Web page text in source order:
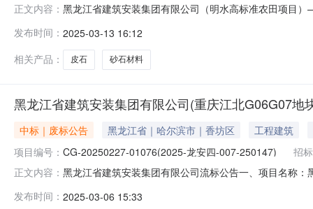
正文内容： 黑龙江省建筑安装集团有限公司（明水高标准农田项目
材料采购五、采购人：黑龙江弘胜经贸有限责任公司六
发布时间： 2025-03-13 16:12
相关产品：
皮石 砂石材料
黑龙江省建筑安装集团有限公司(重庆江北G06G07
中标｜废标公告 黑龙江省｜哈尔滨市｜香坊区
工程建筑
项目编号： CG-20250227-01076(2025-龙安四-007-250147)
招
正文内容： 黑龙江省建筑安装集团有限公司流标公告一、项目名称
购人：黑龙江弘胜经贸有限责任公司六、采购预算：
发布时间： 2025-03-06 15:33